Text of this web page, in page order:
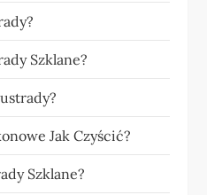
Szklane?
Jak Czyścić?
Szklane?